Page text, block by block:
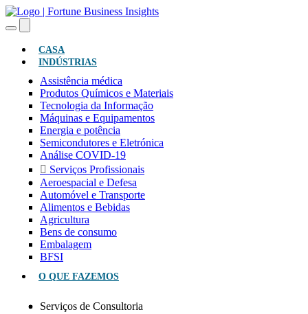
CASA
INDÚSTRIAS
Assistência médica
Produtos Químicos e Materiais
Tecnologia da Informação
Máquinas e Equipamentos
Energia e potência
Semicondutores e Eletrónica
Análise COVID-19
Serviços Profissionais
Aeroespacial e Defesa
Automóvel e Transporte
Alimentos e Bebidas
Agricultura
Bens de consumo
Embalagem
BFSI
O QUE FAZEMOS
Serviços de Consultoria